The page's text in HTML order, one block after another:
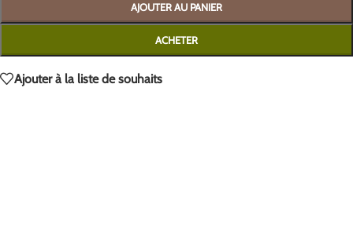
AJOUTER AU PANIER
ACHETER
Ajouter à la liste de souhaits